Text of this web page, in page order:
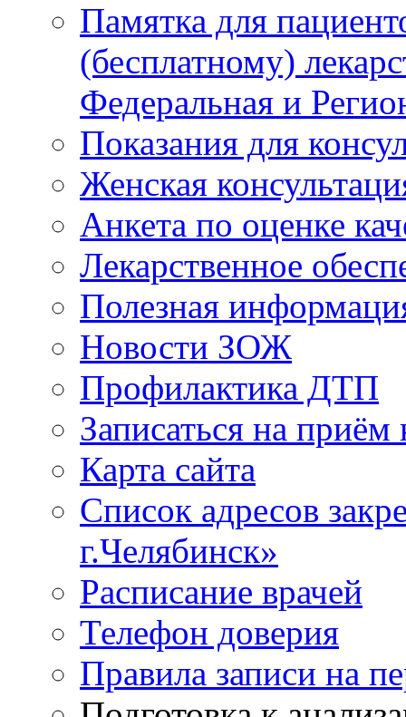
Памятка для
(бесплатному)
Федеральная и
Показания для
Женская
Анкета по оценке
Лекарственное
Полезная
Новости ЗОЖ
Профилактика ДТП
Записаться на приём
Карта сайта
Список адресов
г.Челябинск»
Расписание врачей
Телефон доверия
Правила записи на